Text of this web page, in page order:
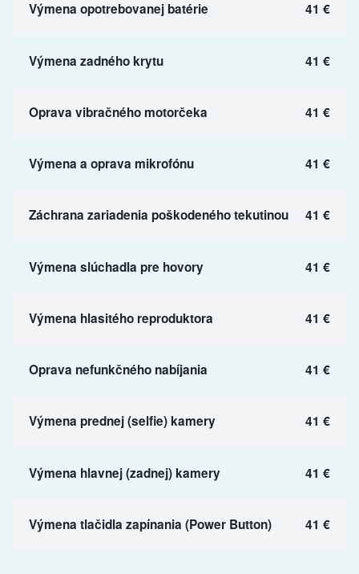
Výmena opotrebovanej batérie 41 €
Výmena zadného krytu 41 €
Oprava vibračného motorčeka 41 €
Výmena a oprava mikrofónu 41 €
Záchrana zariadenia poškodeného tekutinou 41 €
Výmena slúchadla pre hovory 41 €
Výmena hlasitého reproduktora 41 €
Oprava nefunkčného nabíjania 41 €
Výmena prednej (selfie) kamery 41 €
Výmena hlavnej (zadnej) kamery 41 €
Výmena tlačidla zapínania (Power Button) 41 €